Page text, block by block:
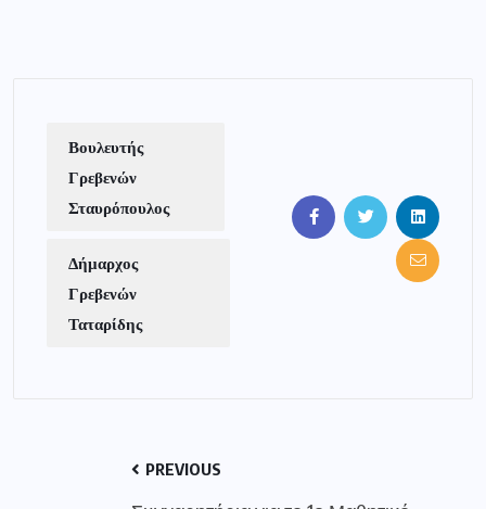
Βουλευτής
Γρεβενών
Σταυρόπουλος
Δήμαρχος
Γρεβενών
Ταταρίδης
PREVIOUS